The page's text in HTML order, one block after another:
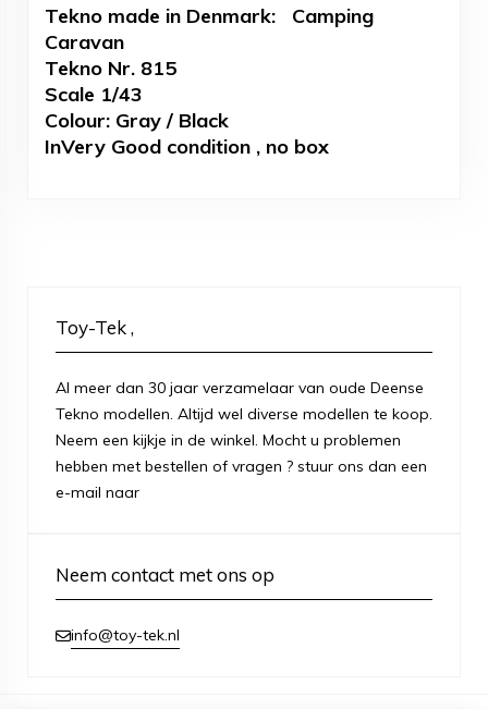
Tekno made in Denmark: Camping
Caravan
Tekno Nr. 815
Scale 1/43
Colour: Gray / Black
InVery Good condition , no box
Toy-Tek ,
Al meer dan 30 jaar verzamelaar van oude Deense
Tekno modellen. Altijd wel diverse modellen te koop.
Neem een kijkje in de winkel. Mocht u problemen
hebben met bestellen of vragen ? stuur ons dan een
e-mail naar
Neem contact met ons op
info@toy-tek.nl